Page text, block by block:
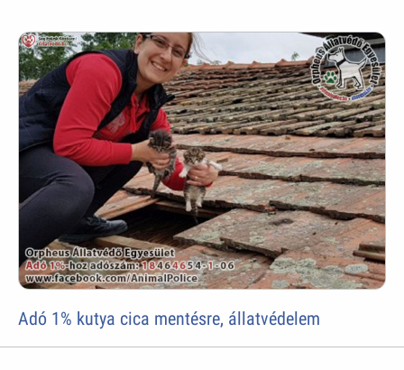
Adó 1% kutya cica mentésre, állatvédelem